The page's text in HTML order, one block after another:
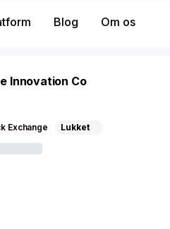
Blog Om os
Innovation Co
Exchange Lukket